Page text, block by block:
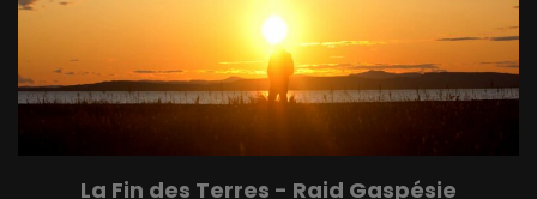
La Fin des Terres - Raid Gaspésie